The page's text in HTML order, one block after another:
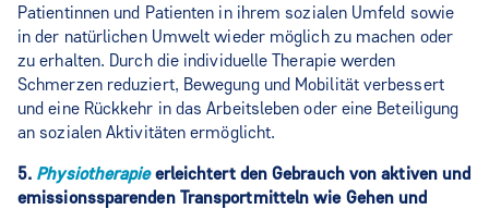
Patientinnen und Patienten in ihrem sozialen Umfeld sowie
in der natürlichen Umwelt wieder möglich zu machen oder
zu erhalten. Durch die individuelle Therapie werden
Schmerzen reduziert, Bewegung und Mobilität verbessert
und eine Rückkehr in das Arbeitsleben oder eine Beteiligung
an sozialen Aktivitäten ermöglicht.
5. Physiotherapieerleichtert den Gebrauch von aktiven und
emissionssparenden Transportmitteln wie Gehen und